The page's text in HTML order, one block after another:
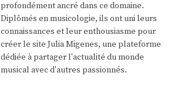
profondément ancré dans ce domaine.
Diplômés en musicologie, ils ont uni leurs
connaissances et leur enthousiasme pour
créer le site Julia Migenes, une plateforme
dédiée à partager l'actualité du monde
musical avec d'autres passionnés.